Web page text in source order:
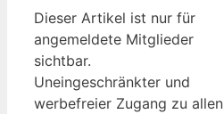
Dieser Artikel ist nur für
angemeldete Mitglieder
sichtbar.
Uneingeschränkter und
werbefreier Zugang zu allen